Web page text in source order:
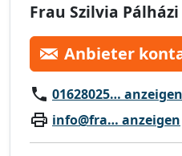
Frau Szilvia Pálházi
Anbieter
01628025… anzeigen
info@fra… anzeigen